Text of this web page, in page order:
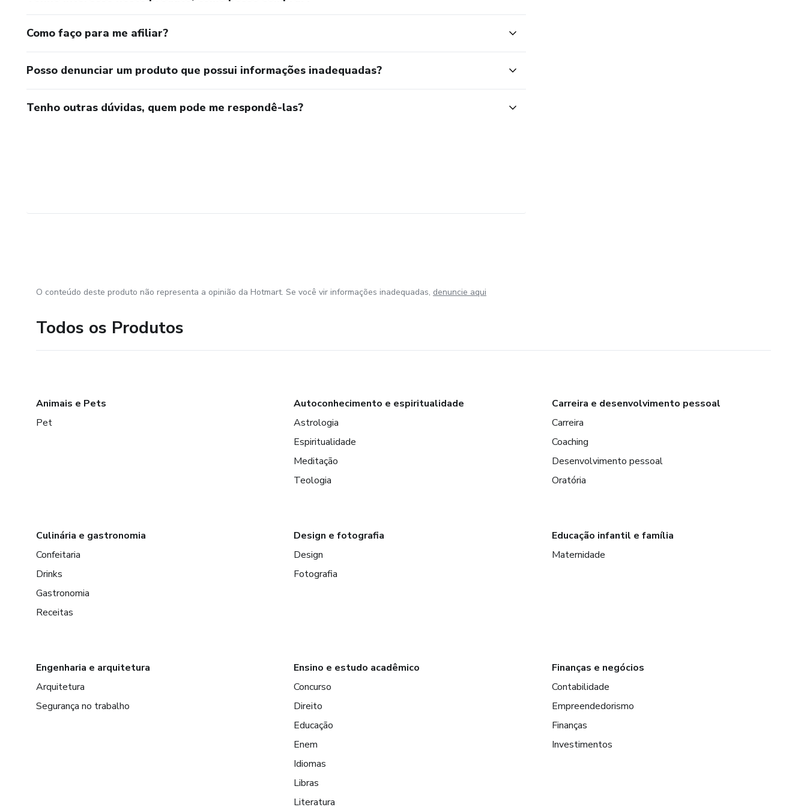
Como faço para me afiliar?
Posso denunciar um produto que possui informações inadequadas?
Tenho outras dúvidas, quem pode me respondê-las?
O conteúdo deste produto não representa a opinião da Hotmart. Se você vir informações inadequadas, denuncie aqui
Todos os Produtos
Animais e Pets
Pet
Autoconhecimento e espiritualidade
Astrologia
Espiritualidade
Meditação
Teologia
Carreira e desenvolvimento pessoal
Carreira
Coaching
Desenvolvimento pessoal
Oratória
Culinária e gastronomia
Confeitaria
Drinks
Gastronomia
Receitas
Design e fotografia
Design
Fotografia
Educação infantil e família
Maternidade
Engenharia e arquitetura
Arquitetura
Segurança no trabalho
Ensino e estudo acadêmico
Concurso
Direito
Educação
Enem
Idiomas
Libras
Literatura
Finanças e negócios
Contabilidade
Empreendedorismo
Finanças
Investimentos